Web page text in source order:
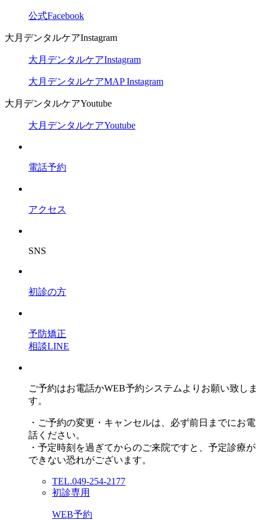
公式Facebook
大月デンタルケアInstagram
大月デンタルケアInstagram
大月デンタルケアMAP Instagram
大月デンタルケアYoutube
大月デンタルケアYoutube
電話予約
アクセス
SNS
初診の方
予防矯正
相談LINE
ご予約はお電話かWEB予約システムよりお願い致しま
す。
・ご予約の変更・キャンセルは、必ず前日までにお電
話ください。
・予定時刻を過ぎてからのご来院ですと、予定診療が
できない恐れがございます。
TEL.049-254-2177
初診専用
WEB予約